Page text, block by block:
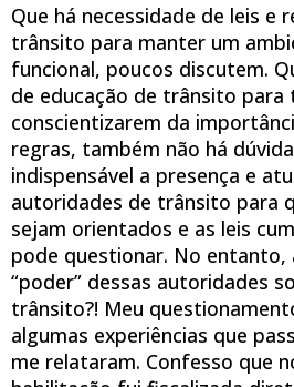
Que há necessidade de leis e
trânsito para manter um
funcional, poucos discutem.
de educação de trânsito para
conscientizarem da
regras, também não há
indispensável a presença e
autoridades de trânsito para
sejam orientados e as leis
pode questionar. No entanto,
“poder” dessas autoridades
trânsito?! Meu
algumas experiências que
me relataram. Confesso que